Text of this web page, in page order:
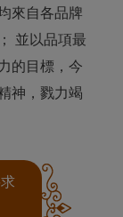
來自各品牌
並以品項最
的目標，今
神，戮力竭